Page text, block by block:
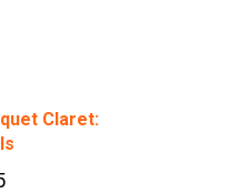
Claret: